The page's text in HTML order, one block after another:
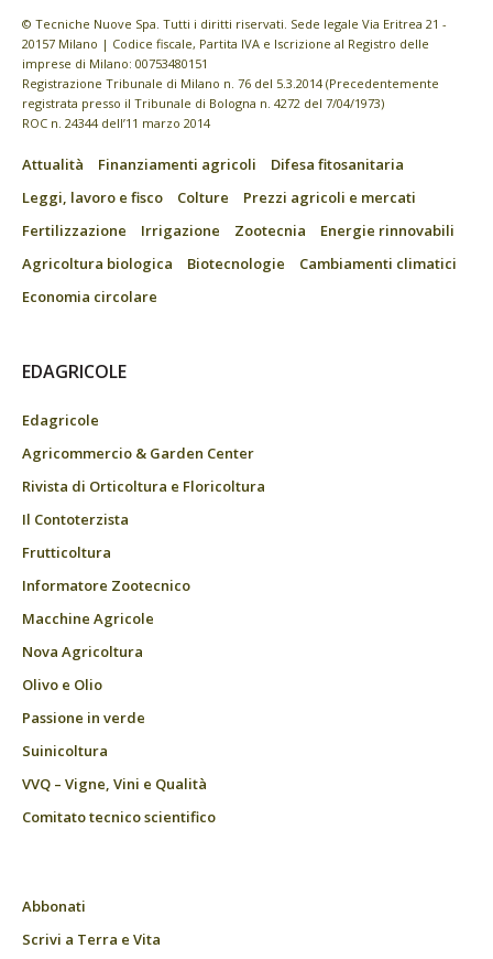
© Tecniche Nuove Spa. Tutti i diritti riservati. Sede legale Via Eritrea 21 -
20157 Milano | Codice fiscale, Partita IVA e Iscrizione al Registro delle
imprese di Milano: 00753480151
Registrazione Tribunale di Milano n. 76 del 5.3.2014 (Precedentemente
registrata presso il Tribunale di Bologna n. 4272 del 7/04/1973)
ROC n. 24344 dell’11 marzo 2014
Attualità Finanziamenti agricoli
Difesa fitosanitaria
Leggi, lavoro e fisco
Colture
Prezzi agricoli e mercati
Fertilizzazione
Irrigazione Zootecnia
Energie rinnovabili
Agricoltura biologica
Biotecnologie
Cambiamenti climatici
Economia circolare
EDAGRICOLE
Edagricole
Agricommercio & Garden Center
Rivista di Orticoltura e Floricoltura
Il Contoterzista
Frutticoltura
Informatore Zootecnico
Macchine Agricole
Nova Agricoltura
Olivo e Olio
Passione in verde
Suinicoltura
VVQ – Vigne, Vini e Qualità
Comitato tecnico scientifico
Abbonati
Scrivi a Terra e Vita